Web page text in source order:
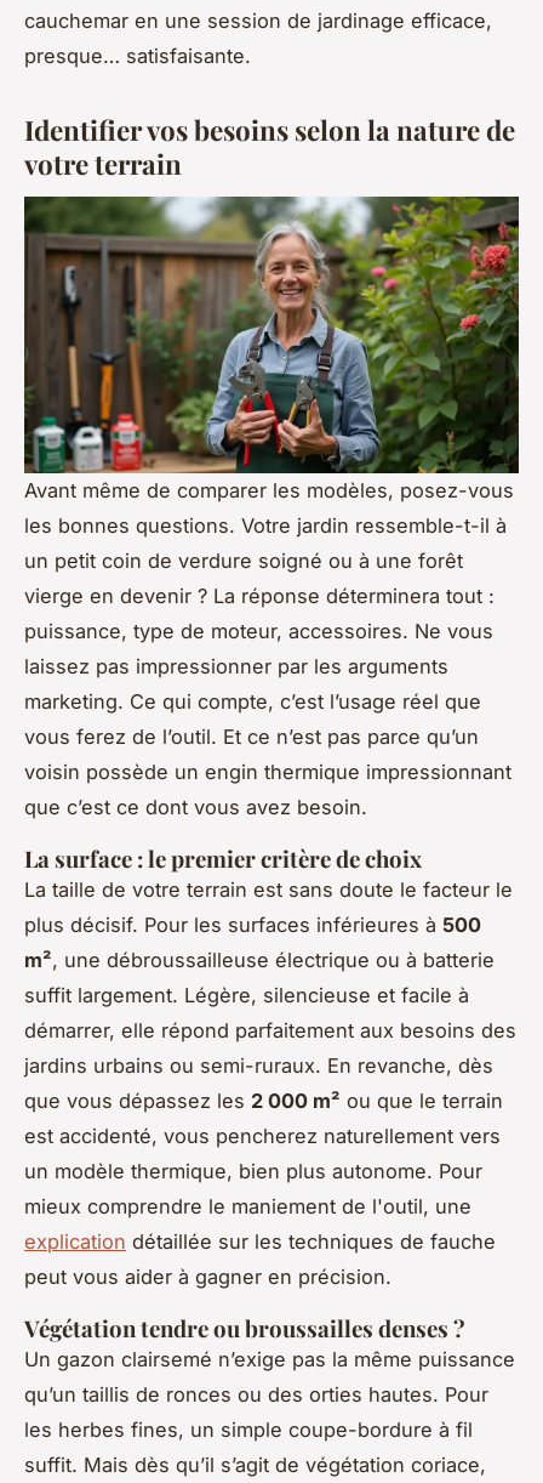
cauchemar en une session de jardinage efficace,
presque… satisfaisante.
Identifier vos besoins selon la nature de
votre terrain
Avant même de comparer les modèles, posez-vous
les bonnes questions. Votre jardin ressemble-t-il à
un petit coin de verdure soigné ou à une forêt
vierge en devenir ? La réponse déterminera tout :
puissance, type de moteur, accessoires. Ne vous
laissez pas impressionner par les arguments
marketing. Ce qui compte, c’est l’usage réel que
vous ferez de l’outil. Et ce n’est pas parce qu’un
voisin possède un engin thermique impressionnant
que c’est ce dont vous avez besoin.
La surface : le premier critère de choix
La taille de votre terrain est sans doute le facteur le
plus décisif. Pour les surfaces inférieures à 500
m², une débroussailleuse électrique ou à batterie
suffit largement. Légère, silencieuse et facile à
démarrer, elle répond parfaitement aux besoins des
jardins urbains ou semi-ruraux. En revanche, dès
que vous dépassez les 2 000 m² ou que le terrain
est accidenté, vous pencherez naturellement vers
un modèle thermique, bien plus autonome. Pour
mieux comprendre le maniement de l'outil, une
explication détaillée sur les techniques de fauche
peut vous aider à gagner en précision.
Végétation tendre ou broussailles denses ?
Un gazon clairsemé n’exige pas la même puissance
qu’un taillis de ronces ou des orties hautes. Pour
les herbes fines, un simple coupe-bordure à fil
suffit. Mais dès qu’il s’agit de végétation coriace,